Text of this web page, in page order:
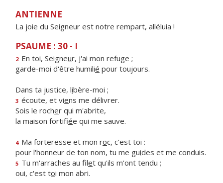
ANTIENNE
La joie du Seigneur est notre rempart, alléluia !
PSAUME : 30 - I
2 En toi, Seigneur, j'ai mon refuge ;
garde-moi d'être humilié pour toujours.
Dans ta justice, libère-moi ;
3 écoute, et viens me délivrer.
Sois le rocher qui m'abrite,
la maison fortifiée qui me sauve.
4 Ma forteresse et mon roc, c'est toi :
pour l'honneur de ton nom, tu me guides et me conduis.
5 Tu m'arraches au filet qu'ils m'ont tendu ;
oui, c'est toi mon abri.